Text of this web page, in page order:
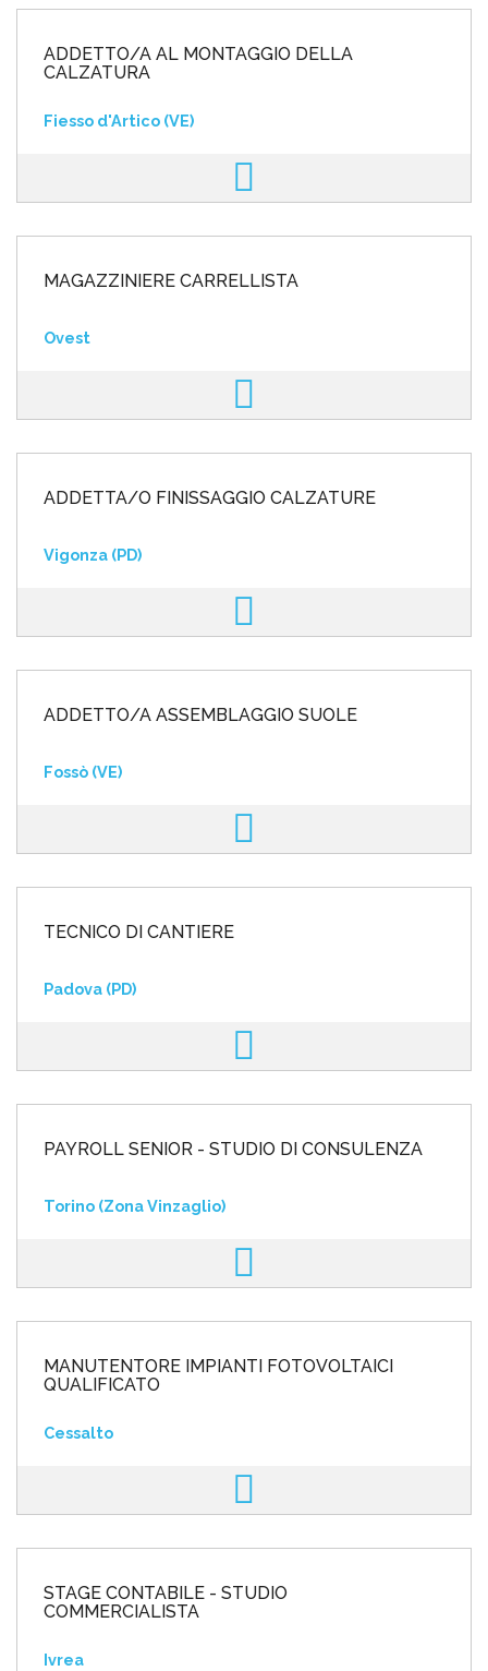
ADDETTO/A AL MONTAGGIO DELLA
CALZATURA
Fiesso d'Artico (VE)
MAGAZZINIERE CARRELLISTA
Ovest
ADDETTA/O FINISSAGGIO CALZATURE
Vigonza (PD)
ADDETTO/A ASSEMBLAGGIO SUOLE
Fossò (VE)
TECNICO DI CANTIERE
Padova (PD)
PAYROLL SENIOR - STUDIO DI CONSULENZA
Torino (Zona Vinzaglio)
MANUTENTORE IMPIANTI FOTOVOLTAICI
QUALIFICATO
Cessalto
STAGE CONTABILE - STUDIO
COMMERCIALISTA
Ivrea